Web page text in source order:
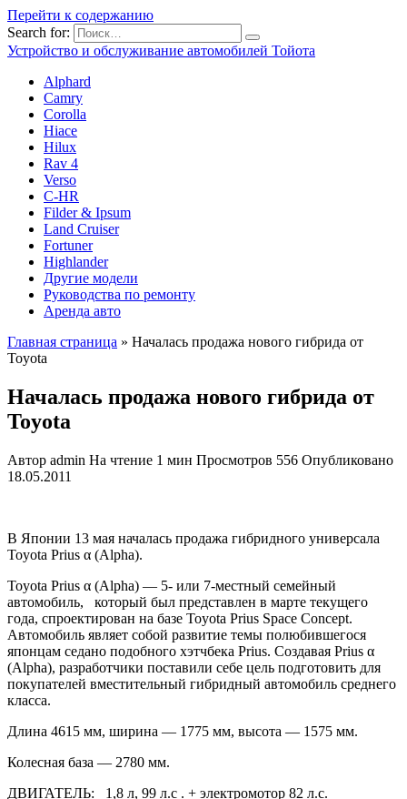
Перейти к содержанию
Search for:
Устройство и обслуживание автомобилей Тойота
Alphard
Camry
Corolla
Hiace
Hilux
Rav 4
Verso
C-HR
Filder & Ipsum
Land Cruiser
Fortuner
Highlander
Другие модели
Руководства по ремонту
Аренда авто
Главная страница » Началась продажа нового гибрида от
Toyota
Началась продажа нового гибрида от
Toyota
Автор admin На чтение 1 мин Просмотров 556 Опубликовано
18.05.2011
В Японии 13 мая началась продажа гибридного универсала
Toyota Prius α (Alpha).
Toyota Prius α (Alpha) — 5- или 7-местный семейный
автомобиль, который был представлен в марте текущего
года, спроектирован на базе Toyota Prius Space Concept.
Автомобиль являет собой развитие темы полюбившегося
японцам седано подобного хэтчбека Prius. Создавая Prius α
(Alpha), разработчики поставили себе цель подготовить для
покупателей вместительный гибридный автомобиль среднего
класса.
Длина 4615 мм, ширина — 1775 мм, высота — 1575 мм.
Колесная база — 2780 мм.
ДВИГАТЕЛЬ: 1,8 л, 99 л.с . + электромотор 82 л.с.